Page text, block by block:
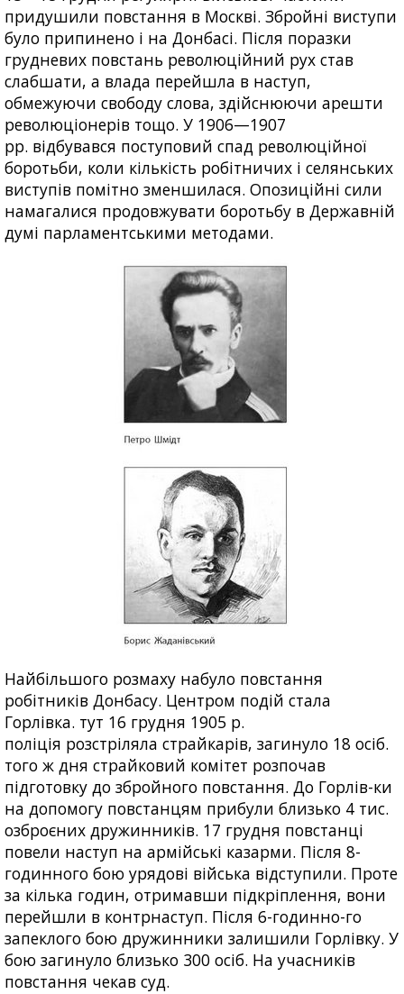
придушили повстання в Москві. Збройні виступи
було припинено і на Донбасі. Після поразки
грудневих повстань революційний рух став
слабшати, а влада перейшла в наступ,
обмежуючи свободу слова, здійснюючи арешти
революціонерів тощо. У 1906—1907
рр. відбувався поступовий спад революційної
боротьби, коли кількість робітничих і селянських
виступів помітно зменшилася. Опозиційні сили
намагалися продовжувати боротьбу в Державній
думі парламентськими методами.
Найбільшого розмаху набуло повстання
робітників Донбасу. Центром подій стала
Горлівка. тут 16 грудня 1905 р.
поліція розстріляла страйкарів, загинуло 18 осіб.
того ж дня страйковий комітет розпочав
підготовку до збройного повстання. До Горлів-ки
на допомогу повстанцям прибули близько 4 тис.
озброєних дружинників. 17 грудня повстанці
повели наступ на армійські казарми. Після 8-
годинного бою урядові війська відступили. Проте
за кілька годин, отримавши підкріплення, вони
перейшли в контрнаступ. Після 6-годинно-го
запеклого бою дружинники залишили Горлівку. У
бою загинуло близько 300 осіб. На учасників
повстання чекав суд.